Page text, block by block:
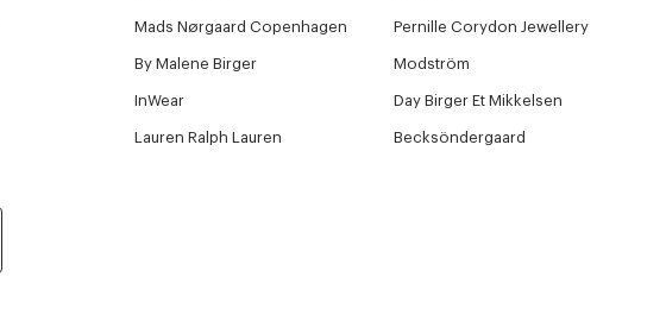
Mads Nørgaard Copenhagen Pernille Corydon Jewellery
By Malene Birger Modström
InWear Day Birger Et Mikkelsen
Lauren Ralph Lauren Becksöndergaard